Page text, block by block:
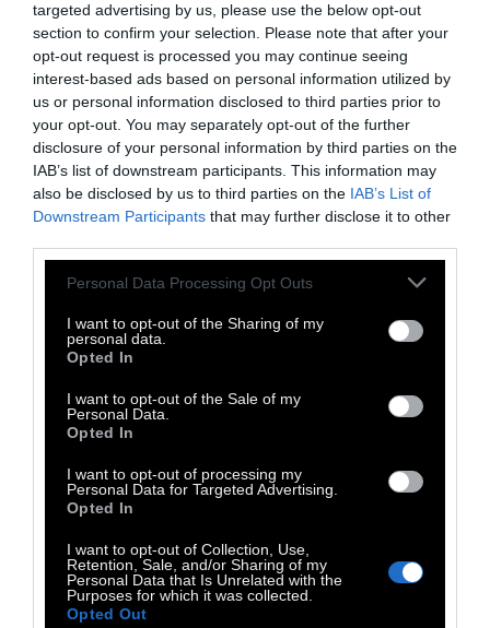
targeted advertising by us, please use the below opt-out
section to confirm your selection. Please note that after your
opt-out request is processed you may continue seeing
interest-based ads based on personal information utilized by
us or personal information disclosed to third parties prior to
your opt-out. You may separately opt-out of the further
disclosure of your personal information by third parties on the
IAB’s list of downstream participants. This information may
also be disclosed by us to third parties on the IAB’s List of
Downstream Participants that may further disclose it to other
Personal Data Processing Opt Outs
I want to opt-out of the Sharing of my
personal data.
Opted In
I want to opt-out of the Sale of my
Personal Data.
Opted In
I want to opt-out of processing my
Personal Data for Targeted Advertising.
Opted In
I want to opt-out of Collection, Use,
Retention, Sale, and/or Sharing of my
Personal Data that Is Unrelated with the
Purposes for which it was collected.
Opted Out
μεταξύ Συρίας και Τουρκίας, στέλνει ένα
ηχηρό μήνυμα σχετικά με το τι σημαίνει να
είσαι πρόσφυγας, να είσαι ηλικιωμένος και
να ζεις με τον τρόπο που ζουν σήμερα
εκατομμύρια πρόσφυγες, αλλά και για το τι
σημαίνει να αγαπάς. Η κινηματογράφηση του
βίντεο έγινε από τοSpotlight Syria.